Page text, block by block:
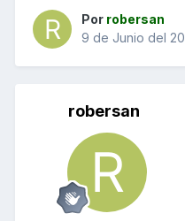
Por robersan
9 de Junio del
robersan